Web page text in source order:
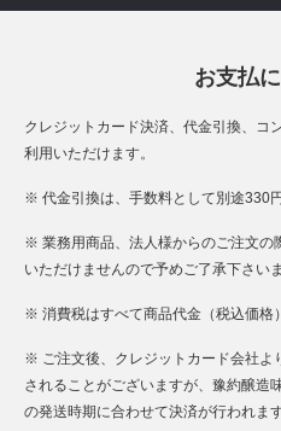
お支払
クレジットカード決済、代金引換、コ
利用いただけます。
※ 代金引換は、手数料として別途330
※ 業務用商品、法人様からのご注文の
いただけませんので予めご了承下さいま
※ 消費税はすべて商品代金（税込価格
※ ご注文後、クレジットカード会社よ
されることがございますが、豫約醸造
の発送時期に合わせて決済が行われま